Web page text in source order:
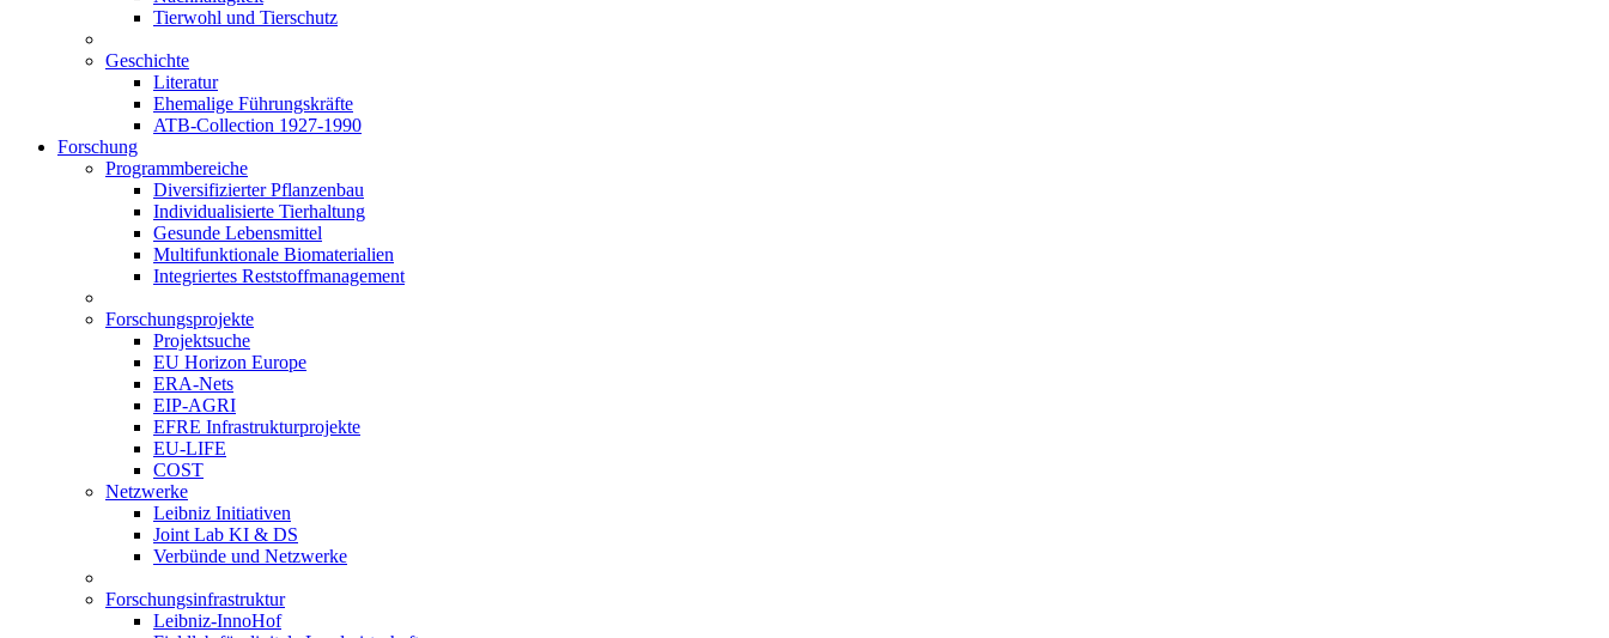
Tierwohl und Tierschutz
Geschichte
Literatur
Ehemalige Führungskräfte
ATB-Collection 1927-1990
Forschung
Programmbereiche
Diversifizierter Pflanzenbau
Individualisierte Tierhaltung
Gesunde Lebensmittel
Multifunktionale Biomaterialien
Integriertes Reststoffmanagement
Forschungsprojekte
Projektsuche
EU Horizon Europe
ERA-Nets
EIP-AGRI
EFRE Infrastrukturprojekte
EU-LIFE
COST
Netzwerke
Leibniz Initiativen
Joint Lab KI & DS
Verbünde und Netzwerke
Forschungsinfrastruktur
Leibniz-InnoHof